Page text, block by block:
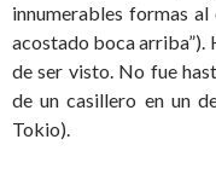
innumerables formas al
acostado boca arriba”).
de ser visto. No fue
de un casillero en un
Tokio).